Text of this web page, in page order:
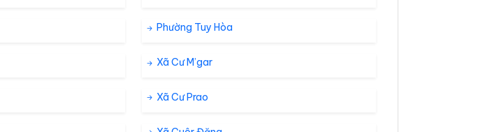
Phường Tuy Hòa
Xã Cư M’gar
Xã Cư Prao